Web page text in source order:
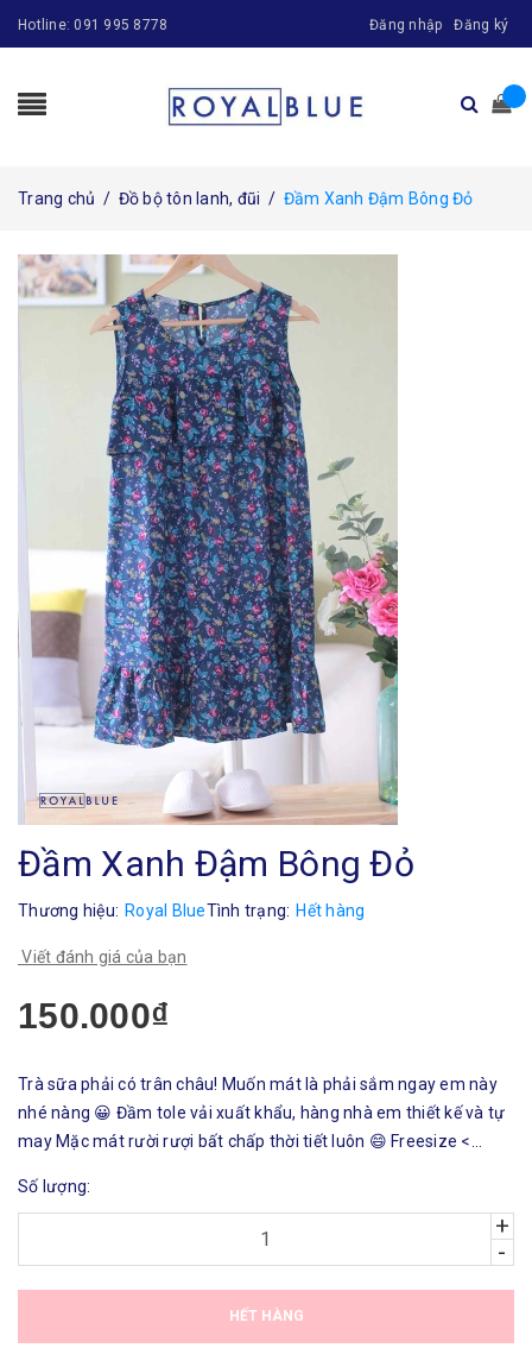
Hotline: 091 995 8778 Đăng nhập Đăng ký
Trang chủ / Đồ bộ tôn lanh, đũi / Đầm Xanh Đậm Bông Đỏ
Đầm Xanh Đậm Bông Đỏ
Thương hiệu: Royal BlueTình trạng: Hết hàng
Viết đánh giá của bạn
150.000₫
Trà sữa phải có trân châu! Muốn mát là phải sắm ngay em này
nhé nàng 😀 Đầm tole vải xuất khẩu, hàng nhà em thiết kế và tự
may Mặc mát rười rượi bất chấp thời tiết luôn 😄 Freesize <
Số lượng:
+
-
HẾT HÀNG